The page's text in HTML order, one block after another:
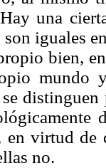
una
iguales
bien,
mundo
en virtud de
no.